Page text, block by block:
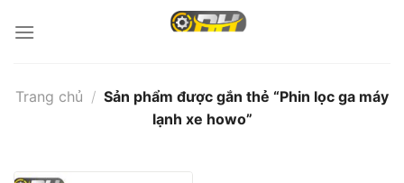
qua
Trang chủ / Sản phẩm được gắn thẻ “Phin lọc ga máy
lạnh xe howo”